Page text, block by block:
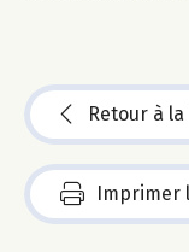
Retour à
Imprimer